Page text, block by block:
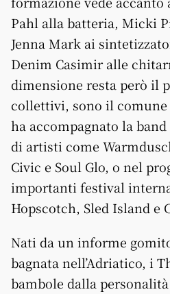
Pahl alla batteria, Micki
Jenna Mark ai
Denim Casimir alle
dimensione resta però il
collettivi, sono il
ha accompagnato la
di artisti come
Civic e Soul Glo, o nel
importanti festival
Hopscotch, Sled Island e
Nati da un informe
bagnata nell’Adriatico, i
bambole dalla